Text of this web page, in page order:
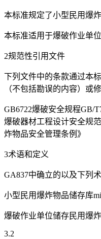
本标准规定了小型民用爆
本标准适用于爆破作业单位
2规范性引用文件
下列文件中的条款通过本
（不包括勘误的内容）或
GB6722爆破安全规程GB/
爆破器材工程设计安全规
炸物品安全管理条例》
3术语和定义
GA837中确立的以及下列
小型民用爆炸物品储存库
爆破作业单位储存民用爆
3.2